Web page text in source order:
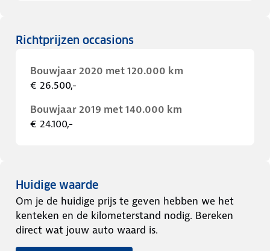
Richtprijzen occasions
Bouwjaar 2020 met 120.000 km
€ 26.500,-
Bouwjaar 2019 met 140.000 km
€ 24.100,-
Huidige waarde
Om je de huidige prijs te geven hebben we het
kenteken en de kilometerstand nodig. Bereken
direct wat jouw auto waard is.